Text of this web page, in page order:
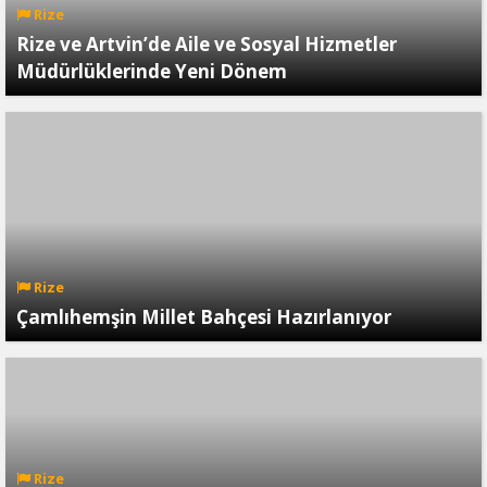
Rize
Rize ve Artvin’de Aile ve Sosyal Hizmetler
Müdürlüklerinde Yeni Dönem
Rize
Çamlıhemşin Millet Bahçesi Hazırlanıyor
Rize